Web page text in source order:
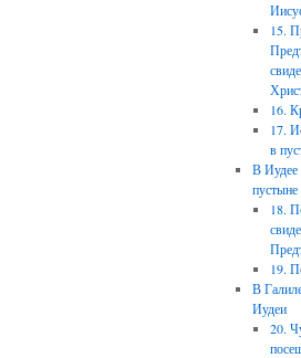
15.
16.
17.
в
В Иудее
18.
19.
В
Иудеи
20.